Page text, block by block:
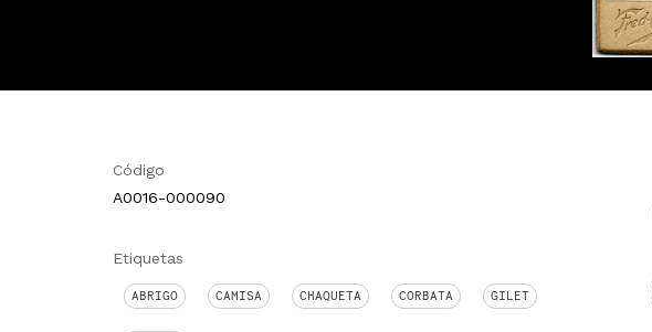
Código
A0016-000090
Etiquetas
ABRIGO CAMISA CHAQUETA CORBATA GILET